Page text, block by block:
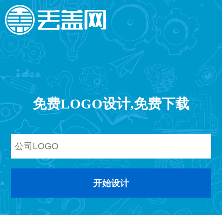
免费LOGO设计,免费下载